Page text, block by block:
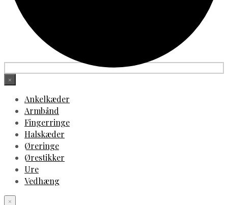
×
Ankelkæder
Armbånd
Fingerringe
Halskæder
Øreringe
Ørestikker
Ure
Vedhæng
×